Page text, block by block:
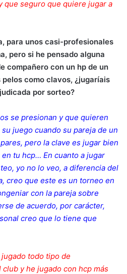
que seguro que quiere jugar a
para unos casi-profesionales
pero si he pensado alguna
compañero con un hp de un
como clavos, ¿jugaríais
por sorteo?
se presionan y que quieren
juego cuando su pareja de un
pero la clave es jugar bien
tu hcp… En cuanto a jugar
yo no lo veo, a diferencia del
creo que este es un torneo en
con la pareja sobre
de acuerdo, por carácter,
creo que lo tiene que
todo tipo de
y he jugado con hcp más